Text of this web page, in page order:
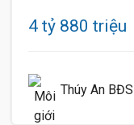
4 tỷ 880 triệu
Thúy An BĐS